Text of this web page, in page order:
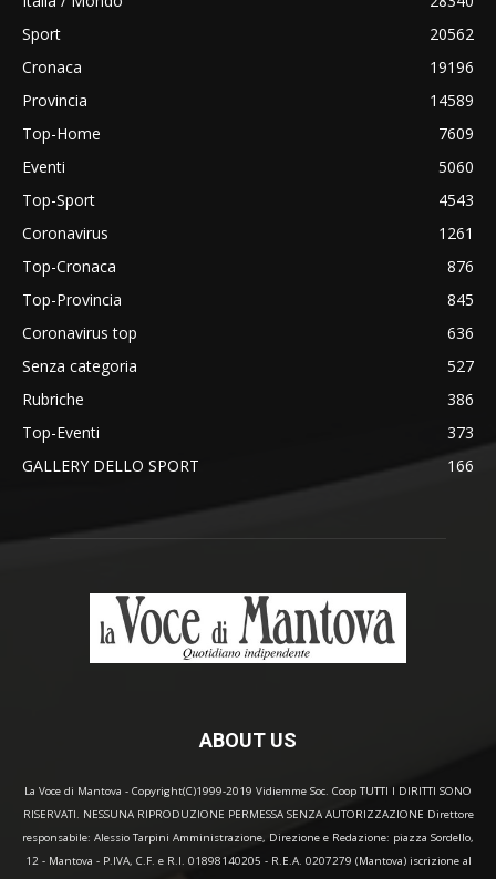
Sport
20562
Cronaca
19196
Provincia
14589
Top-Home
7609
Eventi
5060
Top-Sport
4543
Coronavirus
1261
Top-Cronaca
876
Top-Provincia
845
Coronavirus top
636
Senza categoria
527
Rubriche
386
Top-Eventi
373
GALLERY DELLO SPORT
166
ABOUT US
La Voce di Mantova - Copyright(C)1999-2019 Vidiemme Soc. Coop TUTTI I DIRITTI SONO
RISERVATI. NESSUNA RIPRODUZIONE PERMESSA SENZA AUTORIZZAZIONE Direttore
responsabile: Alessio Tarpini Amministrazione, Direzione e Redazione: piazza Sordello,
12 - Mantova - P.IVA, C.F. e R.I. 01898140205 - R.E.A. 0207279 (Mantova) iscrizione al